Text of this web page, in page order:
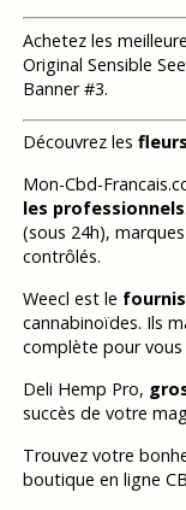
Achetez les
Original Sensible
Banner #3.
Découvrez les
Mon-Cbd-
les professionnels
(sous 24h),
contrôlés.
Weecl est le
cannabinoïdes. Ils
complète pour
Deli Hemp Pro,
succès de votre
Trouvez votre
boutique en ligne